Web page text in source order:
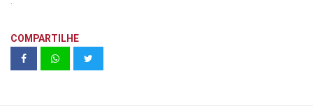
COMPARTILHE
CASA INTELIGENTE | PLANTEC